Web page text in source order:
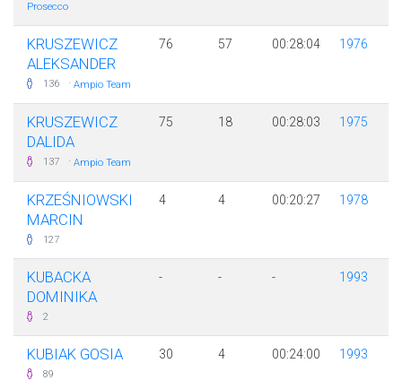
Prosecco
KRUSZEWICZ
ALEKSANDER
136 · Ampio Team
76 57 00:28:04 1976
KRUSZEWICZ
DALIDA
137 · Ampio Team
75 18 00:28:03 1975
KRZEŚNIOWSKI
MARCIN
127
4 4 00:20:27 1978
KUBACKA
DOMINIKA
2
- - - 1993
KUBIAK GOSIA
89
30 4 00:24:00 1993